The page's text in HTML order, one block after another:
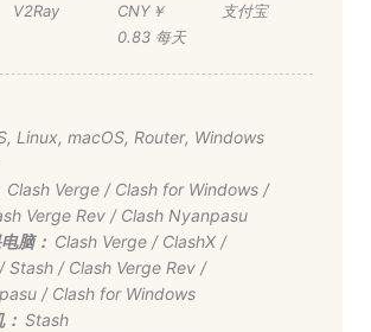
V2Ray
CNY￥
0.83 每天
支付宝
, Linux, macOS, Router, Windows
Clash Verge/ Clash for Windows/
Verge Rev/ Clash Nyanpasu
脑： Clash Verge/ ClashX/
Stash/ Clash Verge Rev/
/ Clash for Windows
Stash